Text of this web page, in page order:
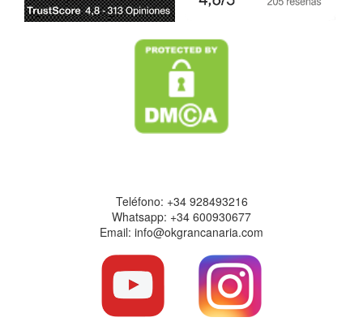
Teléfono: +34 928493216
Whatsapp: +34 600930677
Email: info@okgrancanaria.com